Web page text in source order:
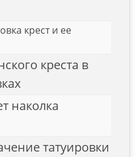
крест и ее
креста в
наколка
татуировки